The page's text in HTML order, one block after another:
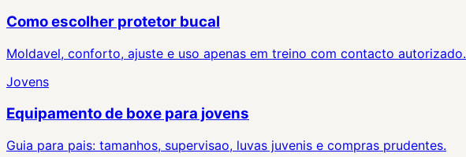
Como escolher protetor bucal
Moldavel, conforto, ajuste e uso apenas em treino com contacto autorizado.
Jovens
Equipamento de boxe para jovens
Guia para pais: tamanhos, supervisao, luvas juvenis e compras prudentes.